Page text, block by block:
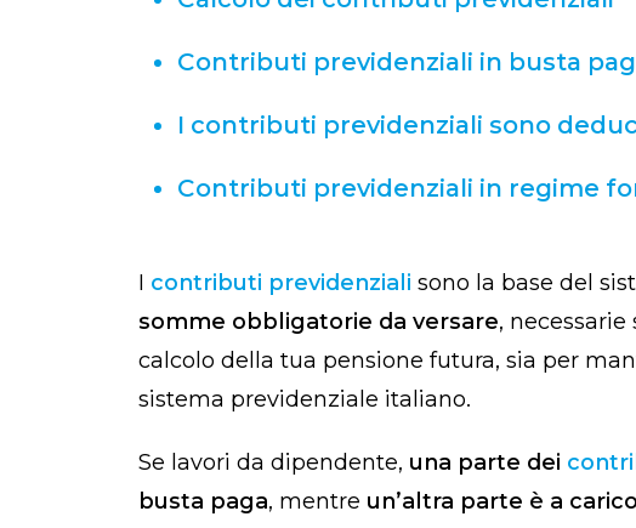
Contributi previdenziali in busta
I contributi previdenziali sono
Contributi previdenziali in regime
I contributi previdenziali sono la base del
somme obbligatorie da versare,
calcolo della tua pensione futura, sia per
sistema previdenziale italiano.
Se lavori da dipendente, una parte dei
busta paga, mentre un’altra parte è a